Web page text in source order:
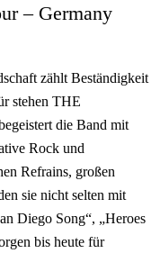
– Germany
zählt Beständigkeit
stehen THE
die Band mit
Rock und
Refrains, großen
sie nicht selten mit
Diego Song“, „Heroes
bis heute für